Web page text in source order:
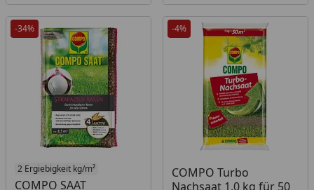
-34%
2 Ergiebigkeit kg/m²
COMPO SAAT
Produkt am Lager
-4%
COMPO Turbo
Nachsaat 1,0 kg für 50
Produkt am Lager